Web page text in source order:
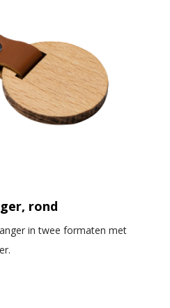
rond
in twee formaten met